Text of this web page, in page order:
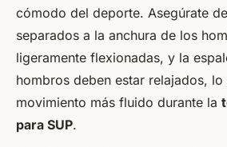
cómodo del deporte. Asegúrate
separados a la anchura de los
ligeramente flexionadas, y la
hombros deben estar relajados,
movimiento más fluido durante la
para SUP.